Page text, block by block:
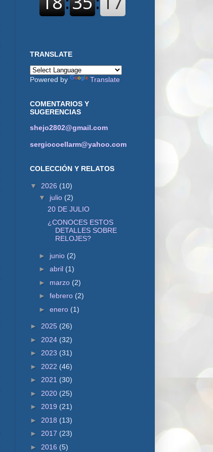
TRANSLATE
Powered by Translate
COMENTARIOS Y
SUGERENCIAS
shejo2802@gmail.com
sergiocoellarm@yahoo.com
COLECCIÓN Y RELATOS
▼ 2026 (10)
▼ julio (2)
20 DE JULIO
¿CONOCES ESTOS
DETALLES SOBRE
RELOJES?
► junio (2)
► abril (1)
► marzo (2)
► febrero (2)
► enero (1)
► 2025 (26)
► 2024 (32)
► 2023 (31)
► 2022 (46)
► 2021 (30)
► 2020 (25)
► 2019 (21)
► 2018 (13)
► 2017 (23)
► 2016 (5)